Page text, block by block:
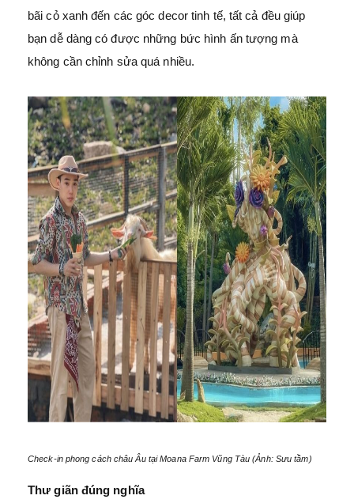
bãi cỏ xanh đến các góc decor tinh tế, tất cả đều giúp
bạn dễ dàng có được những bức hình ấn tượng mà
không cần chỉnh sửa quá nhiều.
Check-in phong cách châu Âu tại Moana Farm Vũng Tàu (Ảnh: Sưu tầm)
Thư giãn đúng nghĩa